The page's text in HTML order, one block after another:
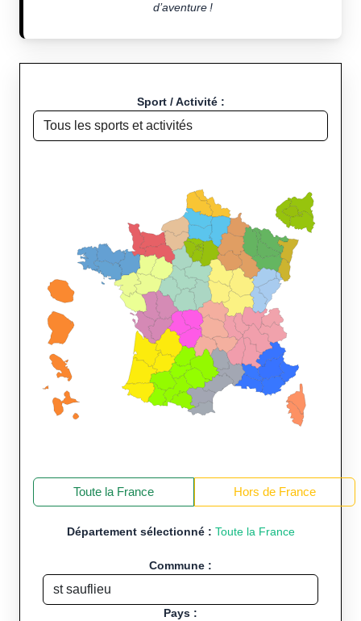
d’aventure !
Sport / Activité :
Toute la France Hors de France
Département sélectionné : Toute la France
Commune :
Pays :